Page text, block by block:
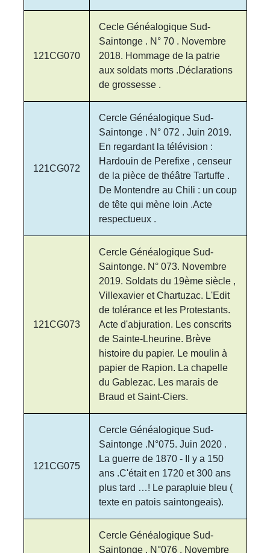
121CG070
Cecle Généalogique Sud-
Saintonge . N° 70 . Novembre
2018. Hommage de la patrie
aux soldats morts .Déclarations
de grossesse .
121CG072
Cercle Généalogique Sud-
Saintonge . N° 072 . Juin 2019.
En regardant la télévision :
Hardouin de Perefixe , censeur
de la pièce de théâtre Tartuffe .
De Montendre au Chili : un coup
de tête qui mène loin .Acte
respectueux .
121CG073
Cercle Généalogique Sud-
Saintonge. N° 073. Novembre
2019. Soldats du 19ème siècle ,
Villexavier et Chartuzac. L'Edit
de tolérance et les Protestants.
Acte d'abjuration. Les conscrits
de Sainte-Lheurine. Brève
histoire du papier. Le moulin à
papier de Rapion. La chapelle
du Gablezac. Les marais de
Braud et Saint-Ciers.
121CG075
Cercle Généalogique Sud-
Saintonge .N°075. Juin 2020 .
La guerre de 1870 - Il y a 150
ans .C'était en 1720 et 300 ans
plus tard …! Le parapluie bleu (
texte en patois saintongeais).
Cercle Généalogique Sud-
Saintonge . N°076 . Novembre